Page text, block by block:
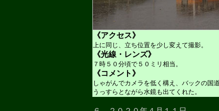
《アクセス》
上に同じ、立ち位置を少し変えて撮影。
《光線・レンズ》
７時５０分頃で５０ミリ相当。
《コメント》
しゃがんでカメラを低く構え、バックの国
うっすらとながら水鏡も出てくれた。